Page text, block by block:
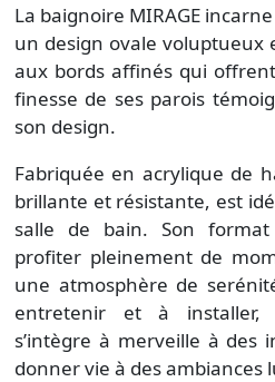
La baignoire MIRAGE
un design ovale voluptueux
aux bords affinés qui
finesse de ses parois
son design.
Fabriquée en acrylique de
brillante et résistante, est
salle de bain. Son
profiter pleinement de
une atmosphère de
entretenir et à installer,
s’intègre à merveille à des
donner vie à des ambiances